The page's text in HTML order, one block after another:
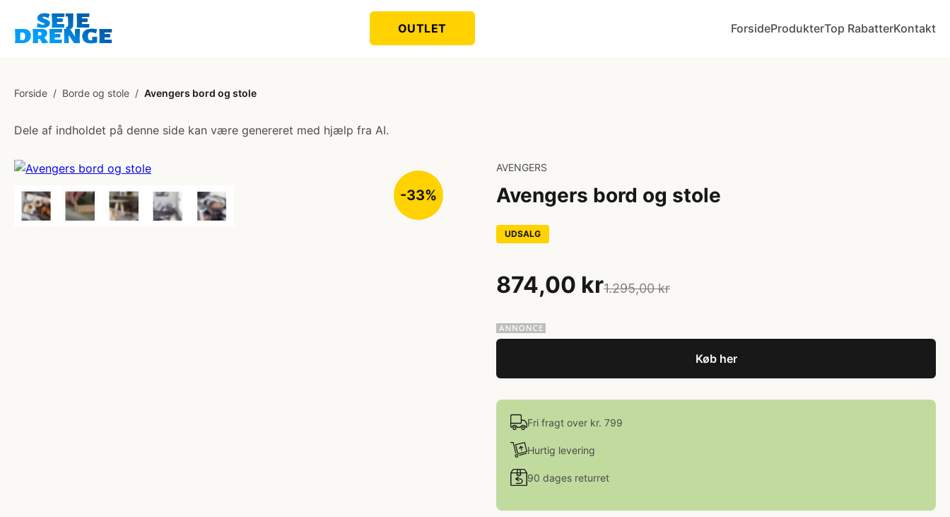
OUTLET ForsideProdukterTop RabatterKontakt
Forside / Borde og stole / Avengers bord og stole
Dele af indholdet på denne side kan være genereret med hjælp fra AI.
-33%
AVENGERS
Avengers bord og stole
UDSALG
874,00 kr1.295,00 kr
Køb her
Fri fragt over kr. 799
Hurtig levering
90 dages returret